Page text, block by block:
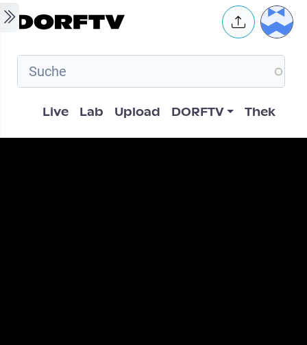
Skip to main content User
Hauptnavigation
Live Lab Upload DORFTV Thek